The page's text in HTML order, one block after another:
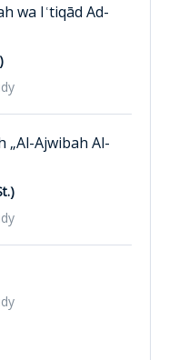
wa Iʿtiqād Ad-
„Al-Ajwibah Al-